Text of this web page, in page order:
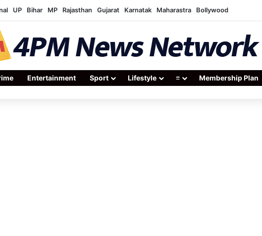
UP Bihar MP Rajasthan Gujarat Karnatak Maharastra Bollywood
Entertainment Sport Lifestyle ≡ Membership Plan